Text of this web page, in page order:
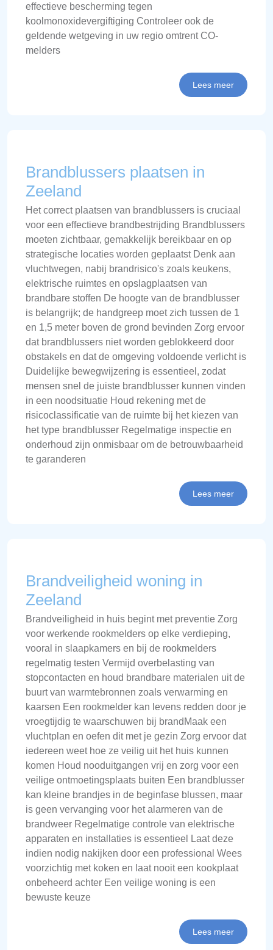
effectieve bescherming tegen
koolmonoxidevergiftiging Controleer ook de
geldende wetgeving in uw regio omtrent CO-
melders
Lees meer
Brandblussers plaatsen in
Zeeland
Het correct plaatsen van brandblussers is cruciaal
voor een effectieve brandbestrijding Brandblussers
moeten zichtbaar, gemakkelijk bereikbaar en op
strategische locaties worden geplaatst Denk aan
vluchtwegen, nabij brandrisico's zoals keukens,
elektrische ruimtes en opslagplaatsen van
brandbare stoffen De hoogte van de brandblusser
is belangrijk; de handgreep moet zich tussen de 1
en 1,5 meter boven de grond bevinden Zorg ervoor
dat brandblussers niet worden geblokkeerd door
obstakels en dat de omgeving voldoende verlicht is
Duidelijke bewegwijzering is essentieel, zodat
mensen snel de juiste brandblusser kunnen vinden
in een noodsituatie Houd rekening met de
risicoclassificatie van de ruimte bij het kiezen van
het type brandblusser Regelmatige inspectie en
onderhoud zijn onmisbaar om de betrouwbaarheid
te garanderen
Lees meer
Brandveiligheid woning in
Zeeland
Brandveiligheid in huis begint met preventie Zorg
voor werkende rookmelders op elke verdieping,
vooral in slaapkamers en bij de rookmelders
regelmatig testen Vermijd overbelasting van
stopcontacten en houd brandbare materialen uit de
buurt van warmtebronnen zoals verwarming en
kaarsen Een rookmelder kan levens redden door je
vroegtijdig te waarschuwen bij brandMaak een
vluchtplan en oefen dit met je gezin Zorg ervoor dat
iedereen weet hoe ze veilig uit het huis kunnen
komen Houd nooduitgangen vrij en zorg voor een
veilige ontmoetingsplaats buiten Een brandblusser
kan kleine brandjes in de beginfase blussen, maar
is geen vervanging voor het alarmeren van de
brandweer Regelmatige controle van elektrische
apparaten en installaties is essentieel Laat deze
indien nodig nakijken door een professional Wees
voorzichtig met koken en laat nooit een kookplaat
onbeheerd achter Een veilige woning is een
bewuste keuze
Lees meer